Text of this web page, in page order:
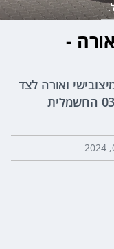
-
דגמי מיצובישי ואורה לצד
הנחות של עד 26,000 שקל על אורה 03 החשמלית